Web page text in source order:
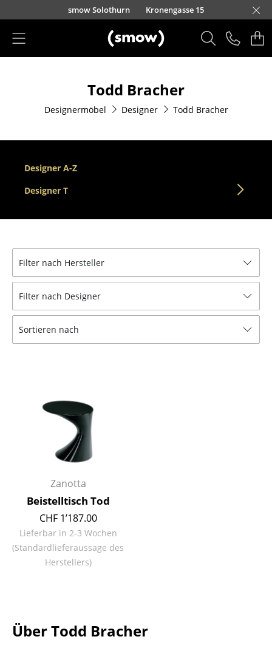
Direkt zum Inhaltsmow Solothurn Kronengasse 15
Esszimmerstühle
Sofas
Sessel
Loungesessel
Barhocker
Bänke & Liegen
Sitzsäcke
Schaukelstühle
Bürodrehstühle
Konferenzstühle
Bürosessel
Einzelteile
... alle Sitzmöbel
Tische
Couchtische
Todd Bracher
Designermöbel Designer Todd Bracher
Designer A-Z
Designer T
Filter nach Hersteller
Filter nach Designer
Sortieren nach
Zanotta
Beistelltisch Tod
CHF 1’187.00
Lieferbar in 2-3 Wochen
(Standardlieferaussage des
Herstellers)
Über Todd Bracher